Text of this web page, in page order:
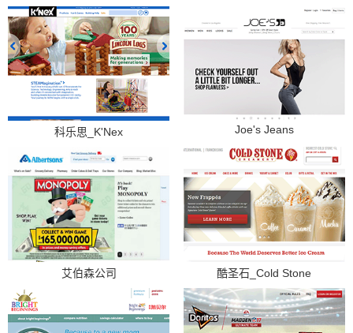
科乐思_K'Nex Joe's Jeans
艾伯森公司 酷圣石_Cold Stone